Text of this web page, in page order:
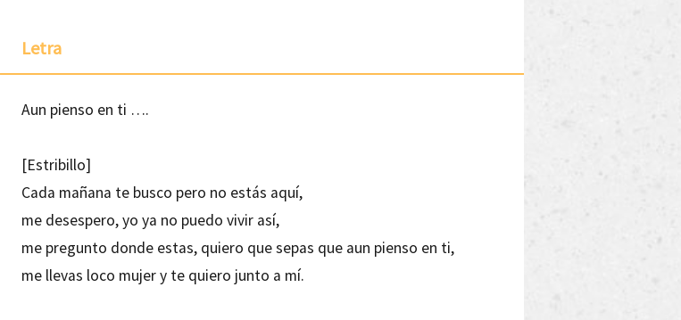
Letra
Aun pienso en ti ….
[Estribillo]
Cada mañana te busco pero no estás aquí,
me desespero, yo ya no puedo vivir así,
me pregunto donde estas, quiero que sepas que aun pienso en ti,
me llevas loco mujer y te quiero junto a mí.